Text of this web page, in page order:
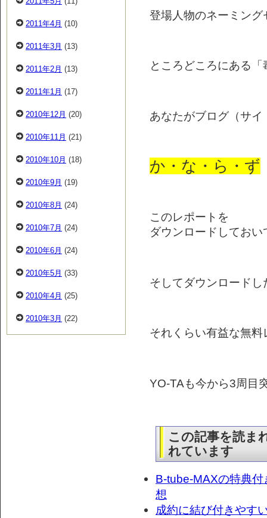
登場人物のネーミン
ところどころにある
あなたがブログ（サ
か・な・ら・ず
このレポートを
ダウンロードしておい
そしてダウンロード
それくらい有益な無
YO-TAも今から3周目
この記事を読ま
れています
B-tube-MAXの特典
想
成約に結び付きやす
2011年4月 (10)
2011年3月 (13)
2011年2月 (13)
2011年1月 (17)
2010年12月 (20)
2010年11月 (21)
2010年10月 (18)
2010年9月 (19)
2010年8月 (24)
2010年7月 (24)
2010年6月 (24)
2010年5月 (33)
2010年4月 (25)
2010年3月 (22)